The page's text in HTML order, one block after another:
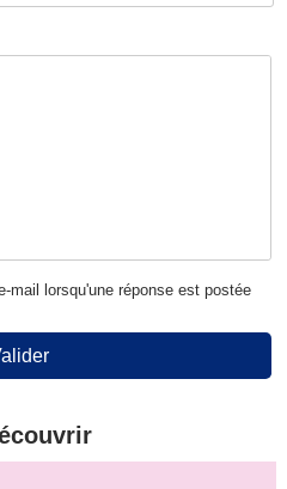
mail lorsqu'une réponse est postée